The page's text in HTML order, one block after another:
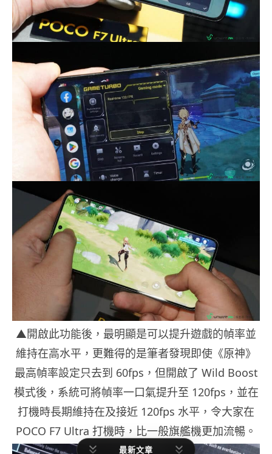
▲開啟此功能後，最明顯是可以提升遊戲的幀率並
維持在高水平，更難得的是筆者發現即使《原神》
最高幀率設定只去到 60fps，但開啟了 Wild Boost
模式後，系統可將幀率一口氣提升至 120fps，並在
打機時長期維持在及接近 120fps 水平，令大家在
POCO F7 Ultra 打機時，比一般旗艦機更加流暢。
最新文章